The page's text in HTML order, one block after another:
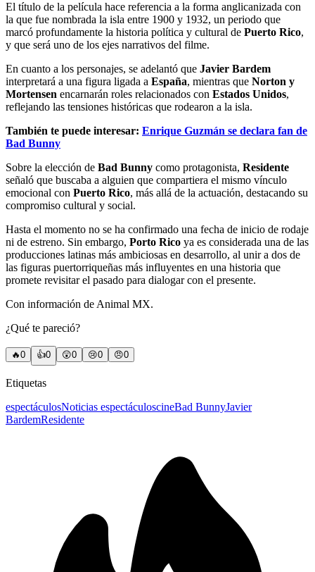
El título de la película hace referencia a la forma anglicanizada con
la que fue nombrada la isla entre 1900 y 1932, un periodo que
marcó profundamente la historia política y cultural de Puerto Rico,
y que será uno de los ejes narrativos del filme.
En cuanto a los personajes, se adelantó que Javier Bardem
interpretará a una figura ligada a España, mientras que Norton y
Mortensen encarnarán roles relacionados con Estados Unidos,
reflejando las tensiones históricas que rodearon a la isla.
También te puede interesar: Enrique Guzmán se declara fan de
Bad Bunny
Sobre la elección de Bad Bunny como protagonista, Residente
señaló que buscaba a alguien que compartiera el mismo vínculo
emocional con Puerto Rico, más allá de la actuación, destacando su
compromiso cultural y social.
Hasta el momento no se ha confirmado una fecha de inicio de rodaje
ni de estreno. Sin embargo, Porto Rico ya es considerada una de las
producciones latinas más ambiciosas en desarrollo, al unir a dos de
las figuras puertorriqueñas más influyentes en una historia que
promete revisitar el pasado para dialogar con el presente.
Con información de Animal MX.
¿Qué te pareció?
🔥0 👍0 😲0 😢0 😠0
Etiquetas
espectáculosNoticias espectáculoscineBad BunnyJavier
BardemResidente